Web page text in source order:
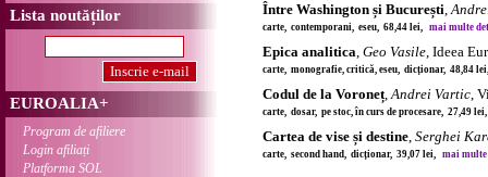
Lista noutăților
EUROALIA+
Program de afiliere
Login afiliați
Platforma SOL
Între Washington și București,
carte, contemporani, eseu, 68,44 lei, mai multe
Epica analitica, Geo Vasile, Ideea
carte, monografie, critică, eseu, dicționar, 48,84
Codul de la Voroneț,Andrei Vartic,
carte, dosar, pe stoc, în curs de procesare, 27,49
Cartea de vise și destine, Serghei
carte, second hand, dicționar, 39,07 lei, mai multe